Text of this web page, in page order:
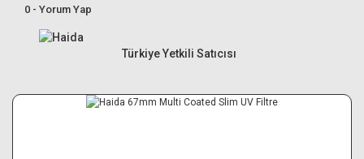
0 - Yorum Yap
Türkiye Yetkili Satıcısı